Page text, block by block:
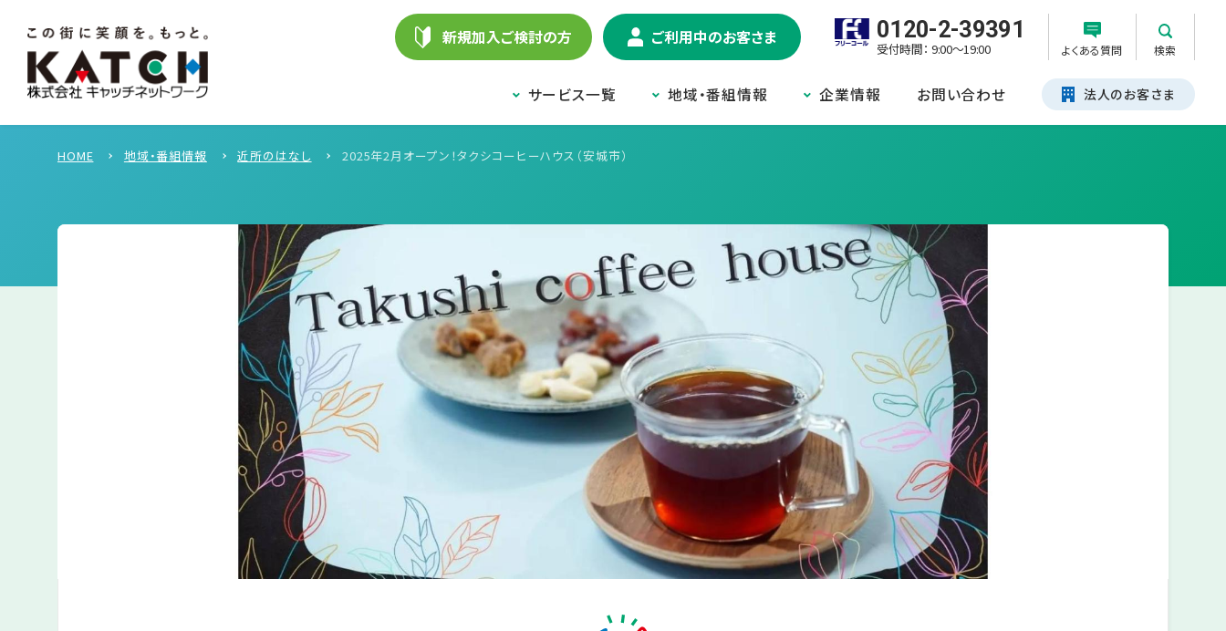
新規加入ご検討の方 ご利用中のお客さま 0120-2-39391
受付時間： 9:00～19:00 よくある質問 検索
サービス一覧 地域・番組情報 企業情報 お問い合わせ 法人のお客さま
HOME 地域・番組情報 近所のはなし 2025年2月オープン！タクシコーヒーハウス（安城市）